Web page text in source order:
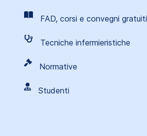
FAD, corsi e convegni gratuiti
Tecniche infermieristiche
Normative
Studenti